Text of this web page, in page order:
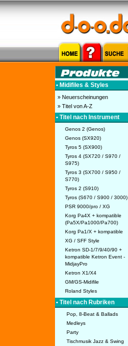
• Midifiles & Styles
» Neuerscheinungen
» Titel von A-Z
• Titel nach Instrument
Genos 2 (Genos)
Genos (SX920)
Tyros 5 (SX900)
Tyros 4 (SX720 / S970 /
S975)
Tyros 3 (SX700 / S950 /
S770)
Tyros 2 (S910)
Tyros (S670 / S900 / 3000)
PSR 9000/pro / XG
Korg Pa4X + kompatible
(Pa5X/Pa1000/Pa700)
Korg Pa1/X + kompatible
XG / SFF Style
Ketron SD-1/7/9/40/90 +
kompatible Ketron Event -
MidjayPro
Ketron X1/X4
GM/GS-Midifile
Roland Styles
• Titel nach Rubriken
Pop, 8-Beat & Ballads
Medleys
Party
Tischmusik Jazz & Swing